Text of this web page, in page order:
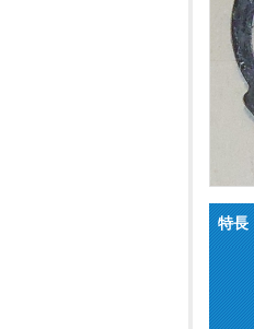
特長